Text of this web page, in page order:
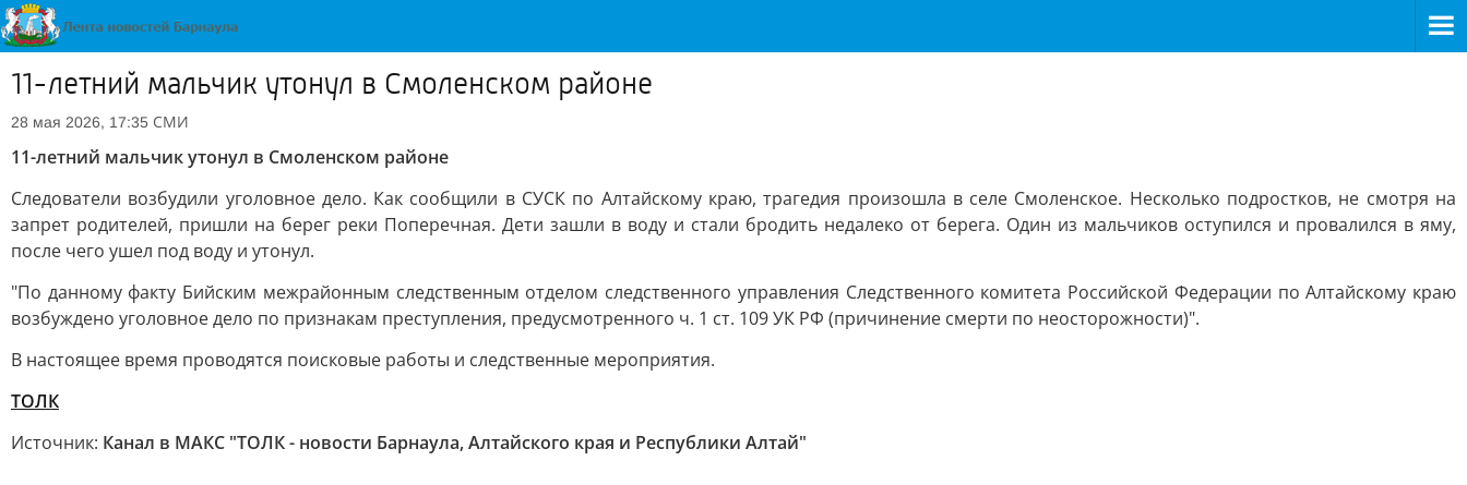
11-летний мальчик утонул в Смоленском районе
28 мая 2026, 17:35 СМИ
11-летний мальчик утонул в Смоленском районе
Следователи возбудили уголовное дело. Как сообщили в СУСК по Алтайскому краю, трагедия произошла в селе Смоленское. Несколько подростков, не смотря на
запрет родителей, пришли на берег реки Поперечная. Дети зашли в воду и стали бродить недалеко от берега. Один из мальчиков оступился и провалился в яму,
после чего ушел под воду и утонул.
"По данному факту Бийским межрайонным следственным отделом следственного управления Следственного комитета Российской Федерации по Алтайскому краю
возбуждено уголовное дело по признакам преступления, предусмотренного ч. 1 ст. 109 УК РФ (причинение смерти по неосторожности)".
В настоящее время проводятся поисковые работы и следственные мероприятия.
ТОЛК
Источник: Канал в МАКС "ТОЛК - новости Барнаула, Алтайского края и Республики Алтай"